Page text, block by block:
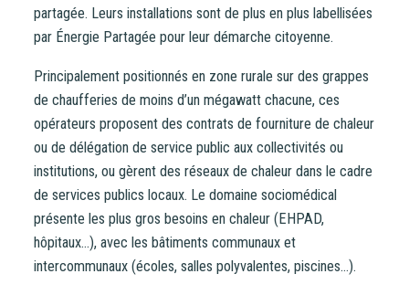
partagée. Leurs installations sont de plus en plus labellisées
par Énergie Partagée pour leur démarche citoyenne.
Principalement positionnés en zone rurale sur des grappes
de chaufferies de moins d’un mégawatt chacune, ces
opérateurs proposent des contrats de fourniture de chaleur
ou de délégation de service public aux collectivités ou
institutions, ou gèrent des réseaux de chaleur dans le cadre
de services publics locaux. Le domaine sociomédical
présente les plus gros besoins en chaleur (EHPAD,
hôpitaux…), avec les bâtiments communaux et
intercommunaux (écoles, salles polyvalentes, piscines…).